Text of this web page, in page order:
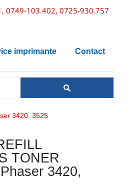
0749-103.402, 0725-930.757
imprimante Contact
3420, 3525
TONER
3420,